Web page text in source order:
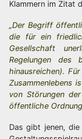
Klammern im Zitat
„Der Begriff
die für ein
Gesellschaft
Regelungen des
hinausreichen).
Zusammenlebens
von Störungen
öffentliche
Das gibt jenen,